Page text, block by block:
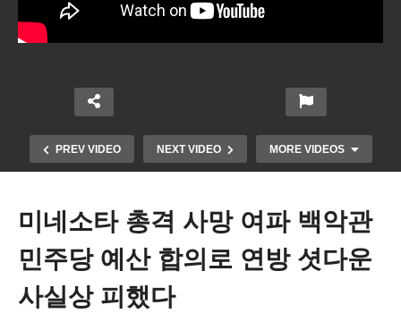
PREV VIDEO NEXT VIDEO MORE VIDEOS
미네소타 총격 사망 여파 백악관
민주당 예산 합의로 연방 셧다운
사실상 피했다